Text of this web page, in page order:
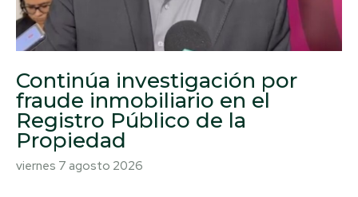
Continúa investigación por
fraude inmobiliario en el
Registro Público de la
Propiedad
viernes 7 agosto 2026